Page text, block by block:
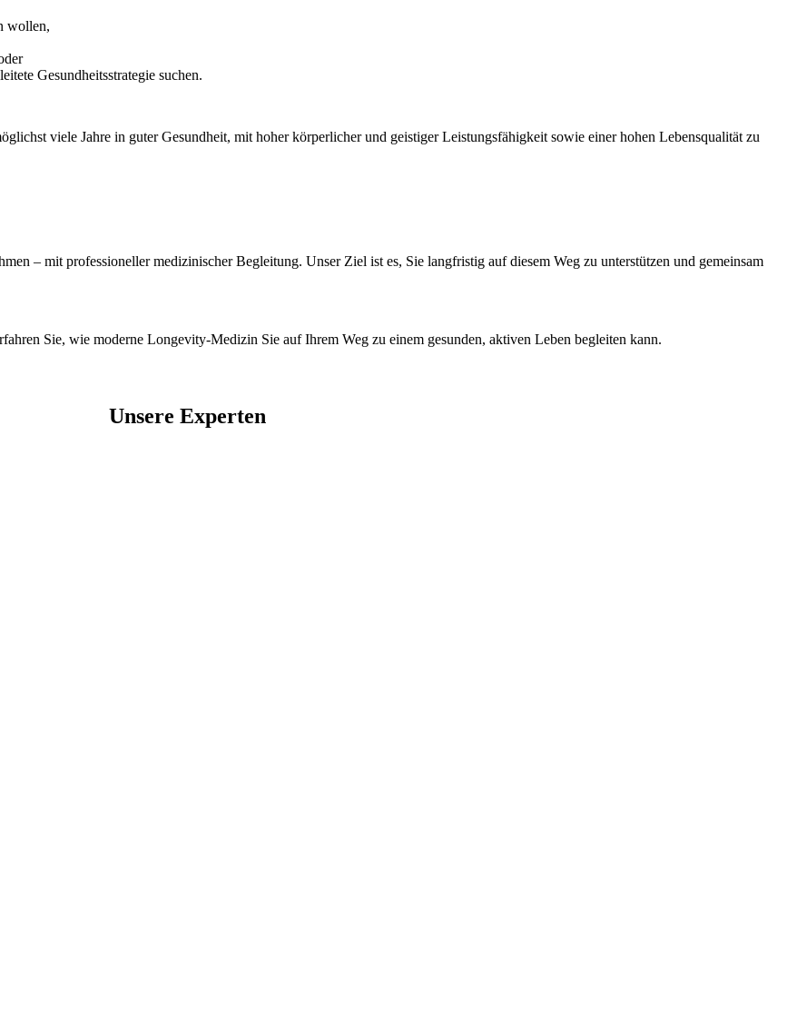
wollen,
Gesundheitsstrategie suchen.
viele Jahre in guter Gesundheit, mit hoher körperlicher und geistiger Leistungsfähigkeit sowie einer hohen Lebensqualität zu
– mit professioneller medizinischer Begleitung. Unser Ziel ist es, Sie langfristig auf diesem Weg zu unterstützen und gemeinsam
Sie, wie moderne Longevity-Medizin Sie auf Ihrem Weg zu einem gesunden, aktiven Leben begleiten kann.
Unsere Experten